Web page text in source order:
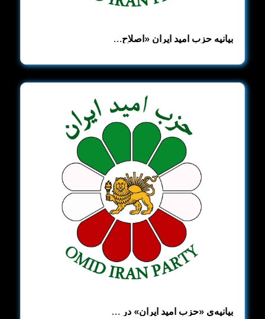
بیانیه حزب امید ایران ​«اصلاح‌…
بیانیه‌ی «حزب امید ایران» در …